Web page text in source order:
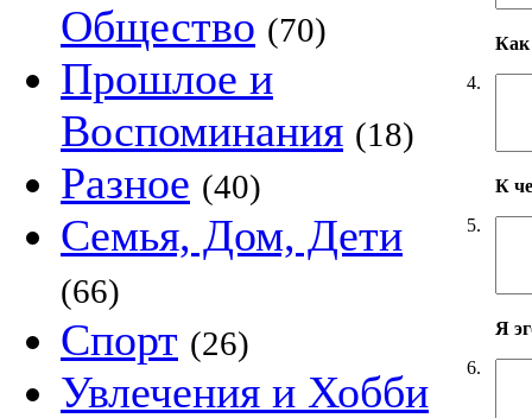
Общество (70)
Прошлое и
Воспоминания (18)
Разное (40)
Семья, Дом, Дети
(66)
Спорт (26)
Увлечения и Хобби
4.
Как
5.
К
6.
Я